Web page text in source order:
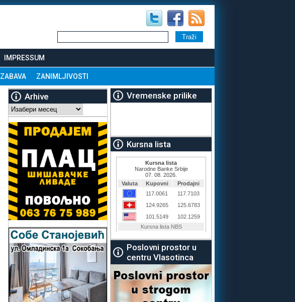
IMPRESSUM
ZABAVA ZANIMLJIVOSTI
Arhive
Arhive
Vremenske prilike
Kursna lista
Poslovni prostor u
centru Vlasotinca